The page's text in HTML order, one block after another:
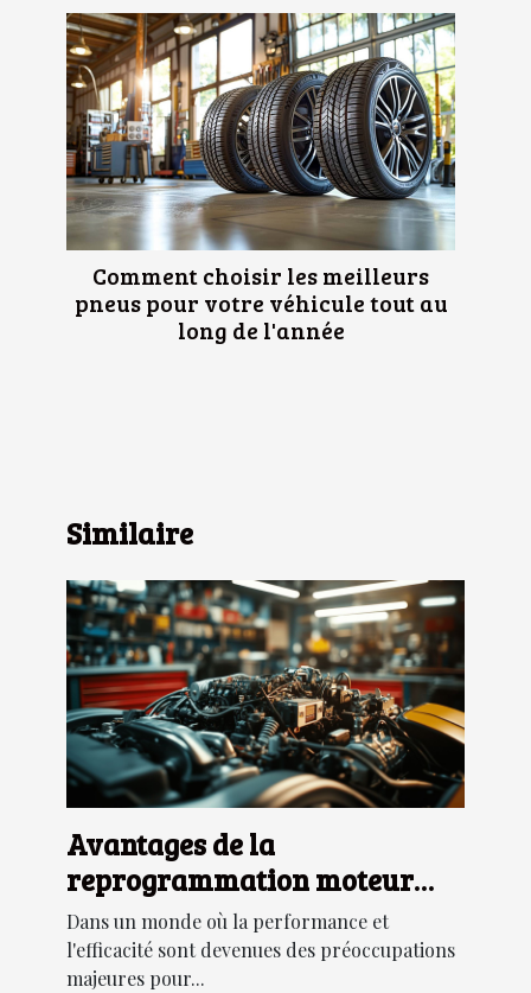
Comment choisir les meilleurs
pneus pour votre véhicule tout au
long de l'année
Similaire
Avantages de la
reprogrammation moteur
pour diverses marques de
véhicules
Dans un monde où la performance et
l'efficacité sont devenues des préoccupations
majeures pour...